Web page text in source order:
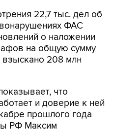
22,7 тыс. дел об
ФАС
о наложении
на общую сумму
взыскано 208 млн
что
и доверие к ней
прошлого года
РФ Максим